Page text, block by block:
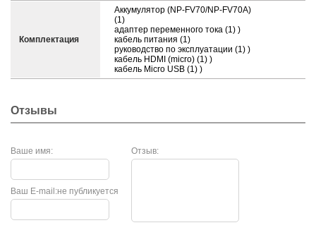
Комплектация
Аккумулятор (NP-FV70/NP-FV70A)
(1)
адаптер переменного тока (1) )
кабель питания (1)
руководство по эксплуатации (1) )
кабель HDMI (micro) (1) )
кабель Micro USB (1) )
Отзывы
Ваше имя: Отзыв:
не публикуется
Ваш E-mail: